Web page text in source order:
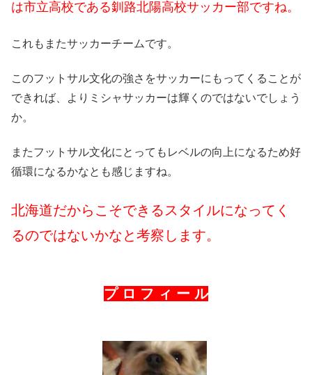
は市立高校である釧路北陽高校サッカー部ですね。
これもまたサッカーチームです。
このフットサル文化の強さをサッカーにもってくることが
できれば、よりミシャサッカーは輝くのではないでしょう
か。
またフットサル文化にとってもレベルの向上になるため好
循環になるかなとも感じますね。
北海道だからこそできるスタイルになってく
るのではないかなと考察します。
プ ロ フ ィ ー ル